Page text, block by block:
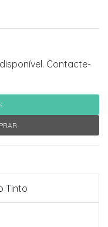
Contacte-
Tinto